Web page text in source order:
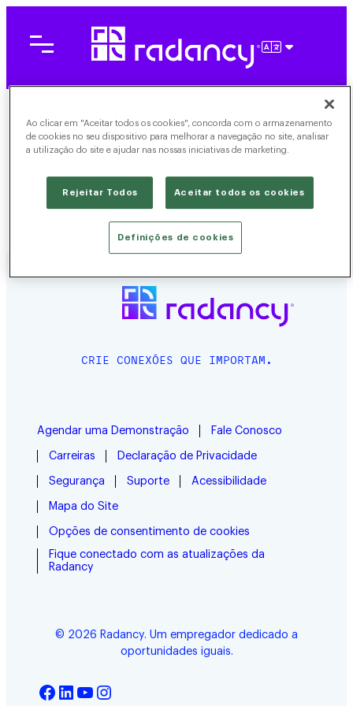
CRIE CONEXÕES QUE IMPORTAM.
Agendar uma Demonstração Fale Conosco
Carreiras Declaração de Privacidade
Segurança Suporte Acessibilidade
Mapa do Site
Opções de consentimento de cookies
Fique conectado com as atualizações da
Radancy
© 2026 Radancy. Um empregador dedicado a
oportunidades iguais.
Facebook
LinkedIn
YouTube
Instagram
Ao clicar em "Aceitar todos os cookies", concorda com o armazenamento
de cookies no seu dispositivo para melhorar a navegação no site, analisar
a utilização do site e ajudar nas nossas iniciativas de marketing.
Rejeitar Todos Aceitar todos os cookies
Definições de cookies